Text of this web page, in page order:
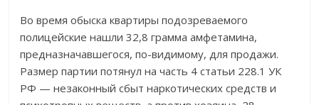
Во время обыска квартиры подозреваемого
полицейские нашли 32,8 грамма амфетамина,
предназначавшегося, по-видимому, для продажи.
Размер партии потянул на часть 4 статьи 228.1 УК
РФ — незаконный сбыт наркотических средств и